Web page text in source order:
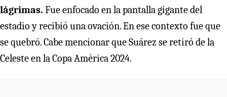
lágrimas. Fue enfocado en la pantalla gigante del
estadio y recibió una ovación. En ese contexto fue que
se quebró. Cabe mencionar que Suárez se retiró de la
Celeste en la Copa América 2024.